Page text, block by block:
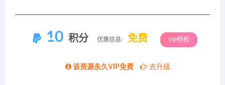
10 积分 优惠信息: 免费 VIP特权
该资源永久VIP免费 去升级